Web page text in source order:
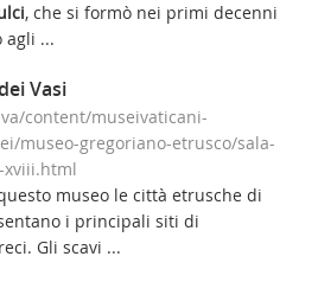
, che si formò nei primi decenni
agli ...
Vasi
content/museivaticani-
museo-gregoriano-etrusco/sala-
xviii.html
museo le città etrusche di
i principali siti di
Gli scavi ...